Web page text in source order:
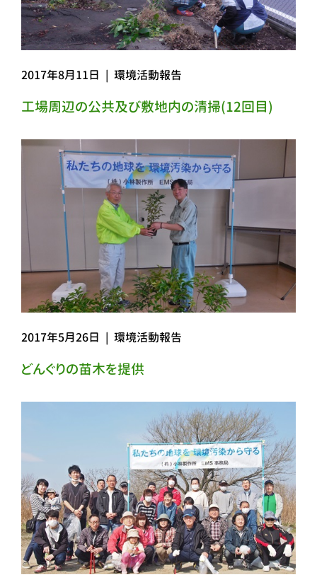
2017年8月11日 | 環境活動報告
工場周辺の公共及び敷地内の清掃(12回目)
2017年5月26日 | 環境活動報告
どんぐりの苗木を提供